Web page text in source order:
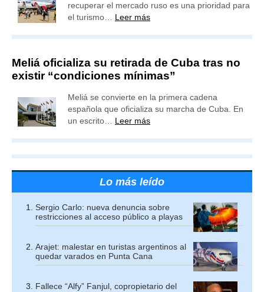
recuperar el mercado ruso es una prioridad para
el turismo… Leer más
Meliá oficializa su retirada de Cuba tras no
existir “condiciones mínimas”
Meliá se convierte en la primera cadena
española que oficializa su marcha de Cuba. En
un escrito… Leer más
Lo más leído
Sergio Carlo: nueva denuncia sobre
restricciones al acceso público a playas
Arajet: malestar en turistas argentinos al
quedar varados en Punta Cana
Fallece “Alfy” Fanjul, copropietario del